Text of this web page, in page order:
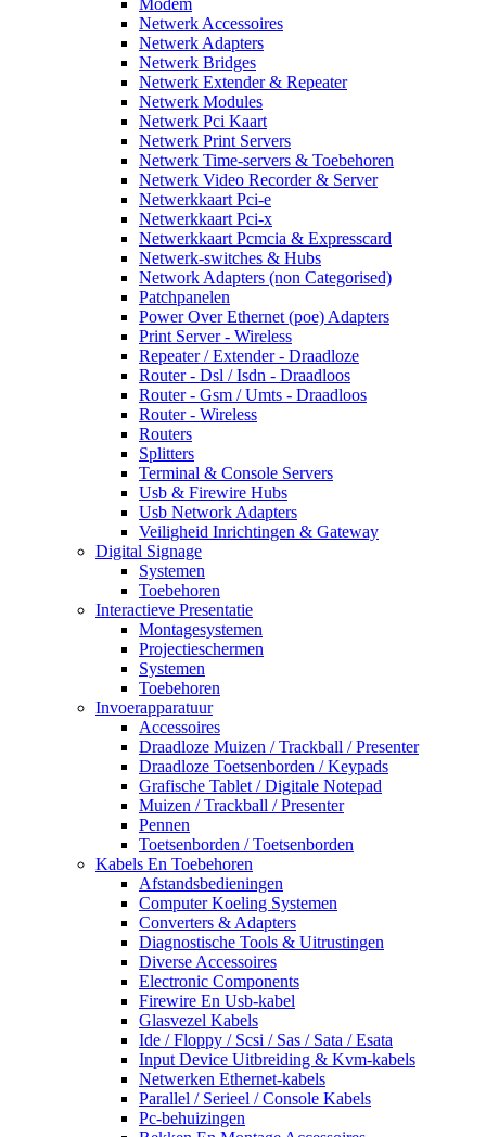
Netwerk Accessoires
Netwerk Adapters
Netwerk Bridges
Netwerk Extender & Repeater
Netwerk Modules
Netwerk Pci Kaart
Netwerk Print Servers
Netwerk Time-servers & Toebehoren
Netwerk Video Recorder & Server
Netwerkkaart Pci-e
Netwerkkaart Pci-x
Netwerkkaart Pcmcia & Expresscard
Netwerk-switches & Hubs
Network Adapters (non Categorised)
Patchpanelen
Power Over Ethernet (poe) Adapters
Print Server - Wireless
Repeater / Extender - Draadloze
Router - Dsl / Isdn - Draadloos
Router - Gsm / Umts - Draadloos
Router - Wireless
Routers
Splitters
Terminal & Console Servers
Usb & Firewire Hubs
Usb Network Adapters
Veiligheid Inrichtingen & Gateway
Digital Signage
Systemen
Toebehoren
Interactieve Presentatie
Montagesystemen
Projectieschermen
Systemen
Toebehoren
Invoerapparatuur
Accessoires
Draadloze Muizen / Trackball / Presenter
Draadloze Toetsenborden / Keypads
Grafische Tablet / Digitale Notepad
Muizen / Trackball / Presenter
Pennen
Toetsenborden / Toetsenborden
Kabels En Toebehoren
Afstandsbedieningen
Computer Koeling Systemen
Converters & Adapters
Diagnostische Tools & Uitrustingen
Diverse Accessoires
Electronic Components
Firewire En Usb-kabel
Glasvezel Kabels
Ide / Floppy / Scsi / Sas / Sata / Esata
Input Device Uitbreiding & Kvm-kabels
Netwerken Ethernet-kabels
Parallel / Serieel / Console Kabels
Pc-behuizingen